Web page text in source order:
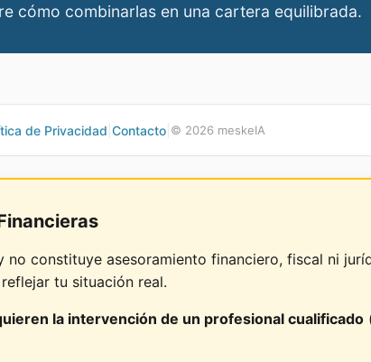
cómo combinarlas en una cartera equilibrada.
de Privacidad Contacto| © 2026 meskeIA
no constituye asesoramiento financiero, fiscal ni
tu situación real.
la intervención de un profesional cualificado